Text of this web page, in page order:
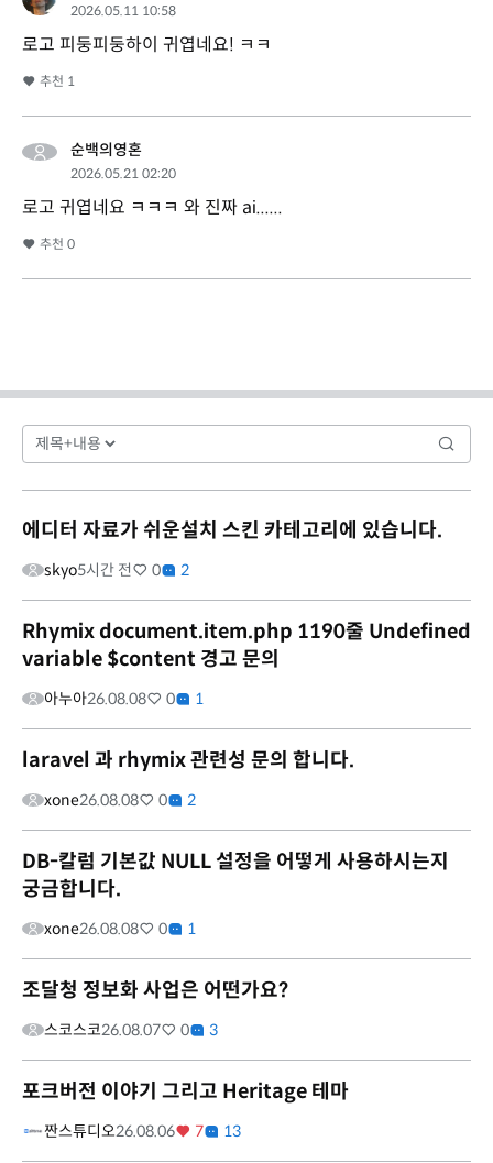
2026.05.11 10:58
로고 피둥피둥하이 귀엽네요! ㅋㅋ
추천 1
순백의영혼
2026.05.21 02:20
로고 귀엽네요 ㅋㅋㅋ 와 진짜 ai......
추천 0
에디터 자료가 쉬운설치 스킨 카테고리에 있습니다.
skyo5시간 전 0 2
Rhymix document.item.php 1190줄 Undefined
variable $content 경고 문의
아누아26.08.08 0 1
laravel 과 rhymix 관련성 문의 합니다.
xone26.08.08 0 2
DB-칼럼 기본값 NULL 설정을 어떻게 사용하시는지
궁금합니다.
xone26.08.08 0 1
조달청 정보화 사업은 어떤가요?
스코스코26.08.07 0 3
포크버전 이야기 그리고 Heritage 테마
짠스튜디오26.08.06 7 13